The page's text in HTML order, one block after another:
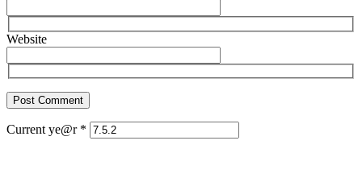
Website
Current ye@r *